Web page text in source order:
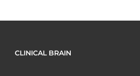
CLINICAL BRAIN